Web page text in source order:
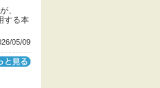
、
する本
05/09